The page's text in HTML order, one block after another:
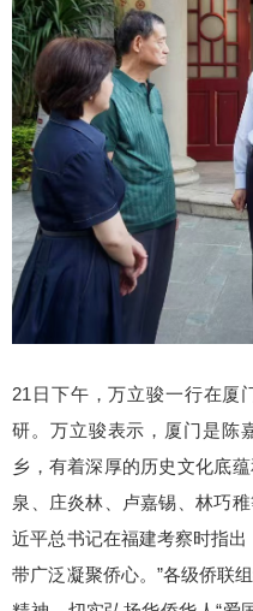
21日下午，万立骏一行在厦
研。万立骏表示，厦门是陈
乡，有着深厚的历史文化底
泉、庄炎林、卢嘉锡、林巧
近平总书记在福建考察时指
带广泛凝聚侨心。”各级侨联